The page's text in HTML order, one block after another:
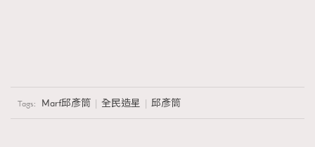
Tags: Marf邱彥筒 全民造星 邱彥筒